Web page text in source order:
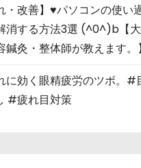
・改善】♥パソコンの使い
消する方法3選 (^0^)b【
鍼灸・整体師が教えます。】
に効く眼精疲労のツボ。#
#疲れ目対策